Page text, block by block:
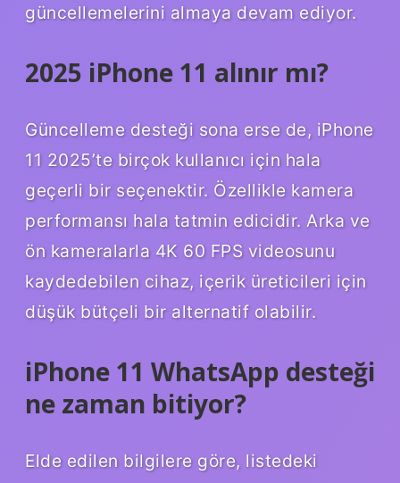
güncellemelerini almaya devam ediyor.
2025 iPhone 11 alınır mı?
Güncelleme desteği sona erse de, iPhone
11 2025’te birçok kullanıcı için hala
geçerli bir seçenektir. Özellikle kamera
performansı hala tatmin edicidir. Arka ve
ön kameralarla 4K 60 FPS videosunu
kaydedebilen cihaz, içerik üreticileri için
düşük bütçeli bir alternatif olabilir.
iPhone 11 WhatsApp desteği
ne zaman bitiyor?
Elde edilen bilgilere göre, listedeki